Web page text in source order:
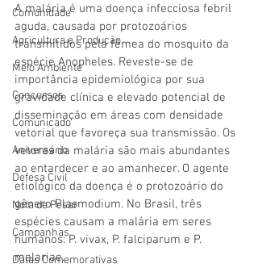
Comunidade
Agricultura e Produção
Meio Ambiente
Concursos
Comunicado
Aniversário
Defesa Civil
Nota de Pesar
Campanhas
Datas Comemorativas
A malária é uma doença infecciosa febril
aguda, causada por protozoários
transmitidos pela fêmea do mosquito da
espécie Anopheles. Reveste-se de
importância epidemiológica por sua
gravidade clínica e elevado potencial de
disseminação em áreas com densidade
vetorial que favoreça sua transmissão. Os
vetores da malária são mais abundantes
ao entardecer e ao amanhecer. O agente
etiológico da doença é o protozoário do
gênero Plasmodium. No Brasil, três
espécies causam a malária em seres
humanos: P. vivax, P. falciparum e P.
malariae.